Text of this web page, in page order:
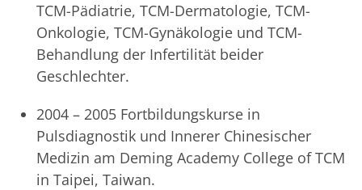
TCM-Pädiatrie, TCM-Dermatologie, TCM-
Onkologie, TCM-Gynäkologie und TCM-
Behandlung der Infertilität beider
Geschlechter.
2004 – 2005 Fortbildungskurse in
Pulsdiagnostik und Innerer Chinesischer
Medizin am Deming Academy College of TCM
in Taipei, Taiwan.